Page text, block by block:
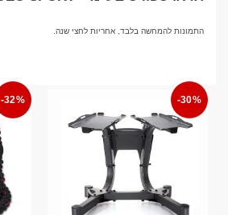
התמונות להמחשה בלבד, אחריות לחצי שנה.
-30%
-32%